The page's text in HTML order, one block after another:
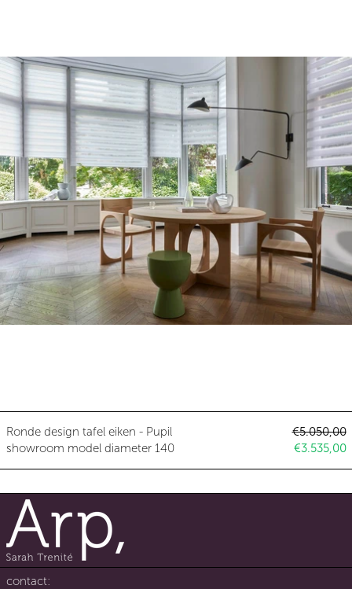
Ronde design tafel eiken - Pupil
showroom model diameter 140
Normale
€5.050,00
€3.535,00
contact: